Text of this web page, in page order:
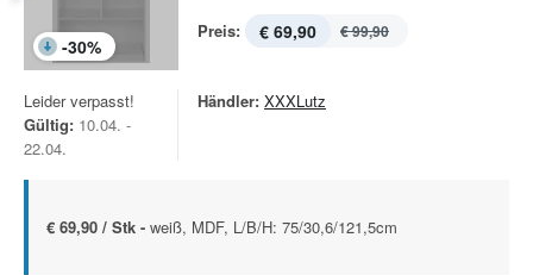
-30%
Preis: € 69,90 € 99,90
Leider verpasst!
Gültig: 10.04. -
22.04.
Händler: XXXLutz
€ 69,90 / Stk - weiß, MDF, L/B/H: 75/30,6/121,5cm